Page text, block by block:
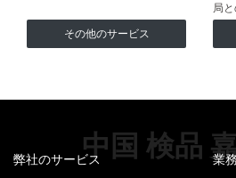
その他のサービス
局
中国 検品
弊社のサービス 業